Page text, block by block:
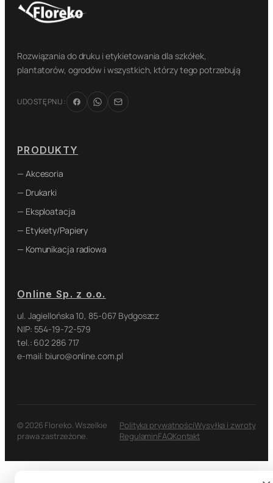
Rozwiązania do druku i etykietowania dla szkółek,
plantatorów, ogrodów i wszystkich, którzy tego potrzebują
UDOSTĘPNIJ:
PRODUKTY
— Akcesoria
— Drukarki
— Eksploatacja
— Etykiety/Papiery
— Komunikacja radiowa
Online Sp. z o.o.
ul. Jagiellońska 10, 85-067 Bydgoszcz
NIP: 554-19-72-579
tel.: 602 286 717
e-mail: biuro@online.com.pl
© 2026 Floreko. Wszelkie
prawa zastrzeżone.
Polityka prywatnościWysyłka i zwroty
RegulaminFAQKontakt